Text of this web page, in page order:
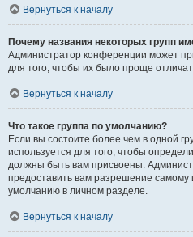
Вернуться к началу
Почему названия некоторых групп
Администратор конференции может
для того, чтобы их было проще
Вернуться к началу
Что такое группа по умолчанию?
Если вы состоите более чем в одной
используется для того, чтобы
должны быть вам присвоены.
предоставить вам разрешение самому
умолчанию в личном разделе.
Вернуться к началу